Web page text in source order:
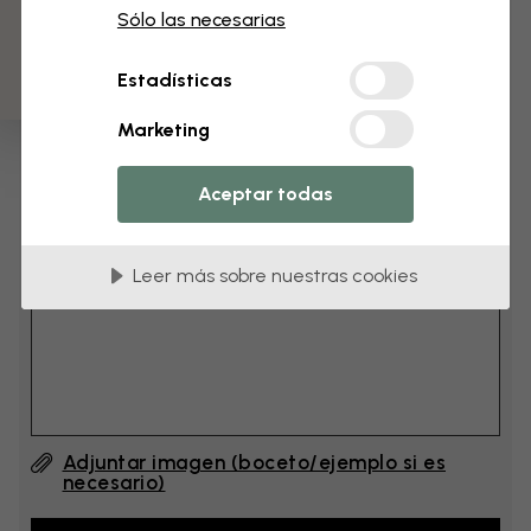
Añade 6–10 cm al ancho y a la altura
Añadir comentario
Comentario (English) #1
Adjuntar imagen (boceto/ejemplo si es
necesario)
Sólo las necesarias
Estadísticas
Marketing
Aceptar todas
Leer más sobre nuestras cookies